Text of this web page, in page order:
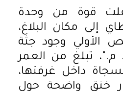
قوة من وحدة
إلى مكان البلاغ،
الأولي وجود جثة
تبلغ من العمر
مسجاة داخل غرفتها،
خنق واضحة حول